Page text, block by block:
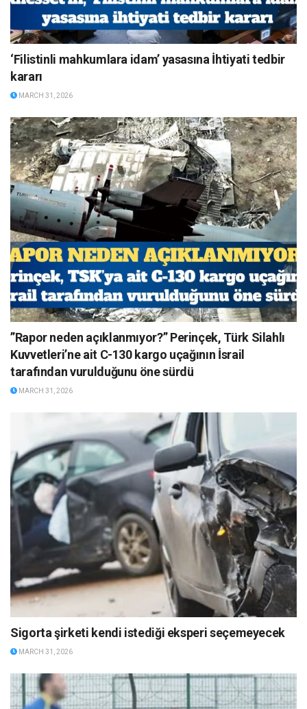
‘Filistinli mahkumlara idam’ yasasına İhtiyati tedbir
kararı
MARCH 31, 2026
”Rapor neden açıklanmıyor?” Perinçek, Türk Silahlı
Kuvvetleri’ne ait C-130 kargo uçağının İsrail
tarafından vurulduğunu öne sürdü
MARCH 31, 2026
Sigorta şirketi kendi istediği eksperi seçemeyecek
MARCH 31, 2026